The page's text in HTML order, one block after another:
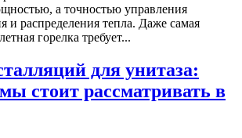
а точностью управления
и распределения тепла. Даже самая
горелка требует...
для унитаза:
стоит рассматривать в